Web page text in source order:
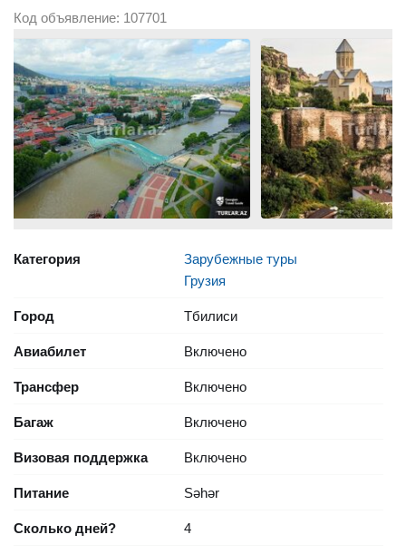
Код объявление: 107701
Категория
Зарубежные туры
Грузия
Город Тбилиси
Авиабилет Включено
Трансфер Включено
Багаж Включено
Визовая поддержка Включено
Питание Səhər
Сколько дней? 4